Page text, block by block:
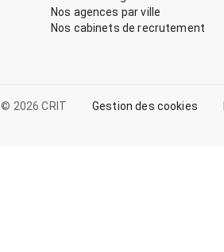
Nos agences par ville
Nos cabinets de recrutement
© 2026 CRIT Gestion des cookies